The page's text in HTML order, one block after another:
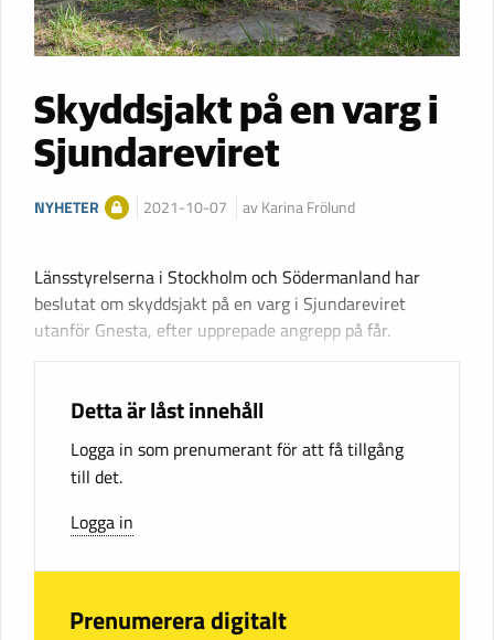
Skyddsjakt på en varg i
Sjundareviret
NYHETER 2021-10-07 av Karina Frölund
Länsstyrelserna i Stockholm och Södermanland har
beslutat om skyddsjakt på en varg i Sjundareviret
utanför Gnesta, efter upprepade angrepp på får.
Detta är låst innehåll
Logga in som prenumerant för att få tillgång
till det.
Logga in
Prenumerera digitalt